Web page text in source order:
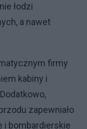
łodzi
a nawet
firmy
kabiny i
zapewniało
i bombardierskie